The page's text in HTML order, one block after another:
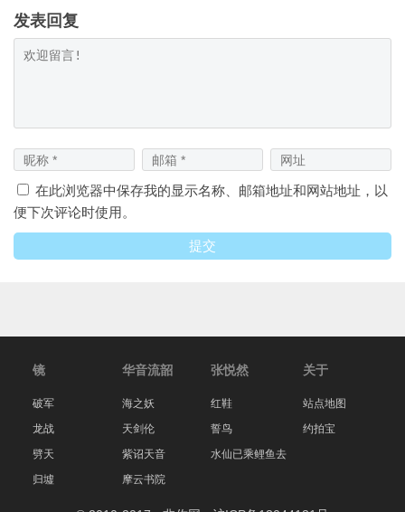
发表回复
在此浏览器中保存我的显示名称、邮箱地址和网站地址，以
便下次评论时使用。
镜
破军
龙战
劈天
归墟
华音流韶
海之妖
天剑伦
紫诏天音
摩云书院
张悦然
红鞋
誓鸟
水仙已乘鲤鱼去
关于
站点地图
约拍宝